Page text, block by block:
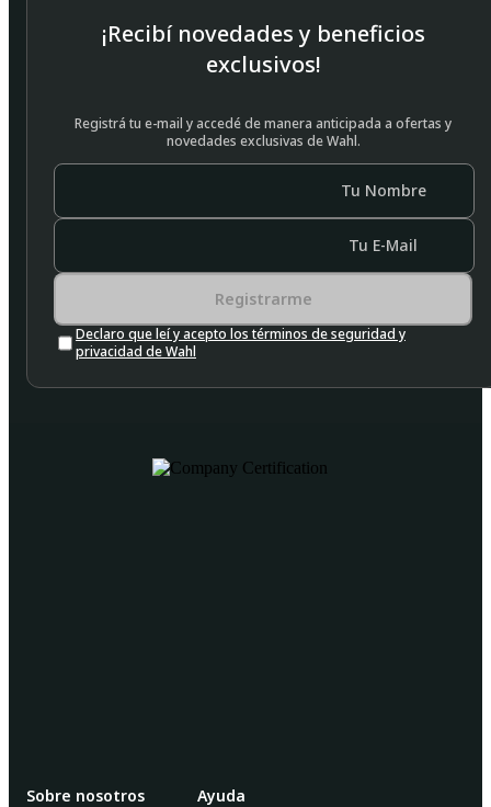
¡Recibí novedades y beneficios
exclusivos!
Registrá tu e-mail y accedé de manera anticipada a ofertas y
novedades exclusivas de Wahl.
Tu Nombre
Tu E-Mail
Registrarme
Declaro que leí y acepto los términos de seguridad y
privacidad de Wahl
Sobre nosotros Ayuda